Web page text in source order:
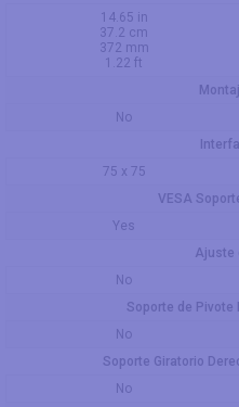
14.65 in
37.2 cm
372 mm
1.22 ft
No
75 x 75
VESA
Yes
Ajuste
No
Soporte de Pivote
No
Soporte Giratorio
No